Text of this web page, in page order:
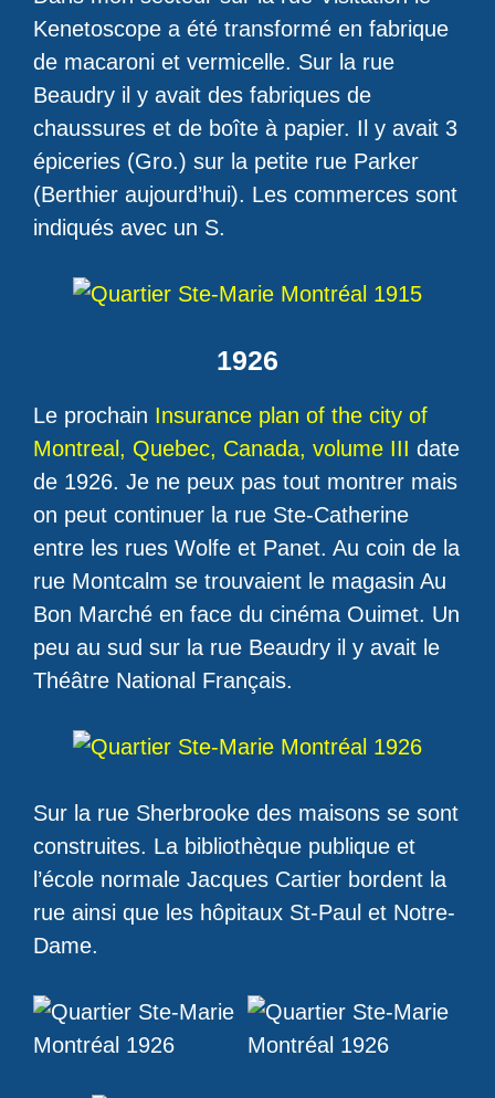
Kenetoscope a été transformé en fabrique
de macaroni et vermicelle. Sur la rue
Beaudry il y avait des fabriques de
chaussures et de boîte à papier. Il y avait 3
épiceries (Gro.) sur la petite rue Parker
(Berthier aujourd’hui). Les commerces sont
indiqués avec un S.
1926
Le prochain Insurance plan of the city of
Montreal, Quebec, Canada, volume III date
de 1926. Je ne peux pas tout montrer mais
on peut continuer la rue Ste-Catherine
entre les rues Wolfe et Panet. Au coin de la
rue Montcalm se trouvaient le magasin Au
Bon Marché en face du cinéma Ouimet. Un
peu au sud sur la rue Beaudry il y avait le
Théâtre National Français.
Sur la rue Sherbrooke des maisons se sont
construites. La bibliothèque publique et
l’école normale Jacques Cartier bordent la
rue ainsi que les hôpitaux St-Paul et Notre-
Dame.